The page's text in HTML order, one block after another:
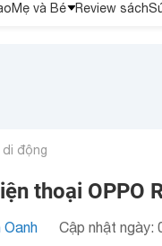
Mẹ và Bé Review sách
động
thoại OPPO
Oanh Cập nhật ngày: